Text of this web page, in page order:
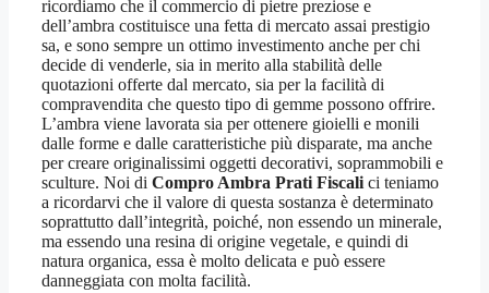
ricordiamo che il commercio di pietre preziose e
dell’ambra costituisce una fetta di mercato assai prestigio
sa, e sono sempre un ottimo investimento anche per chi
decide di venderle, sia in merito alla stabilità delle
quotazioni offerte dal mercato, sia per la facilità di
compravendita che questo tipo di gemme possono offrire.
L’ambra viene lavorata sia per ottenere gioielli e monili
dalle forme e dalle caratteristiche più disparate, ma anche
per creare originalissimi oggetti decorativi, soprammobili e
sculture. Noi di Compro Ambra Prati Fiscalici teniamo
a ricordarvi che il valore di questa sostanza è determinato
soprattutto dall’integrità, poiché, non essendo un minerale,
ma essendo una resina di origine vegetale, e quindi di
natura organica, essa è molto delicata e può essere
danneggiata con molta facilità.